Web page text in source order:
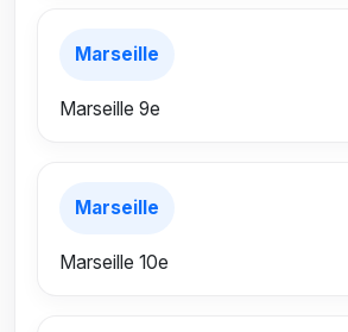
Marseille
Marseille 9e
Marseille
Marseille 10e